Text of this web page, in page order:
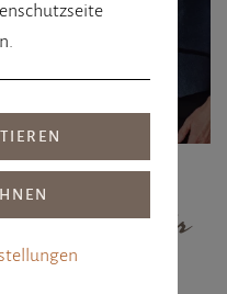
Job,wir